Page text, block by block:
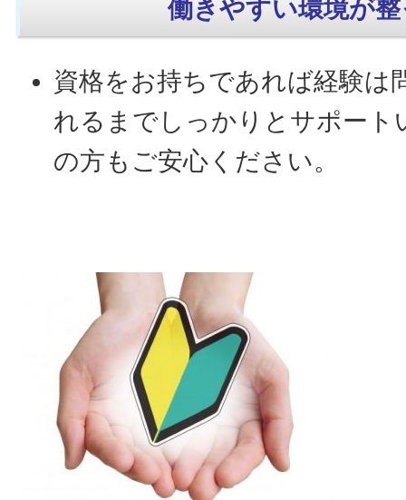
働きやすい環境が
資格をお持ちであれば経験は
れるまでしっかりとサポート
の方もご安心ください。